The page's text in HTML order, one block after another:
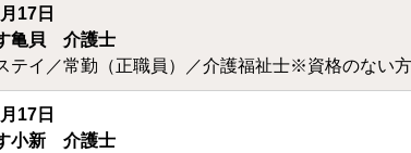
17日
亀貝 介護士
テイ／常勤（正職員）／介護福祉士※資格のない方
17日
小新 介護士